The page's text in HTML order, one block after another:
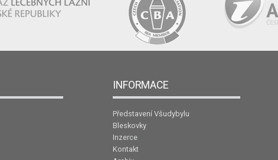
INFORMACE
Představení Všudybylu
Bleskovky
Inzerce
Kontakt